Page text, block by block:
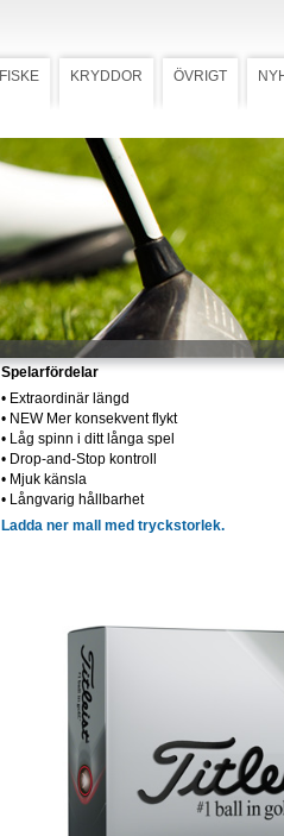
FISKE KRYDDOR ÖVRIGT
Titleist Pro V1x Dussin
Titleist Pro V1x
— Total prestanda för alla golfare
Med nya Titleist Pro V1x kommer du
mer konsekvent bollflykt, extraordinär längd
med hög launch och låg spinn i ditt långa
spel, Drop-and-Stop kontroll på greenerna,
mjuk känsla och långvarig hållbarhet.
Spelarfördelar
• Extraordinär längd
• NEW Mer konsekvent flykt
• Låg spinn i ditt långa spel
• Drop-and-Stop kontroll
• Mjuk känsla
• Långvarig hållbarhet
Ladda ner mall med tryckstorlek.